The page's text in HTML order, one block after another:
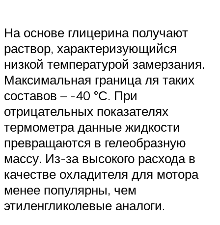
На основе глицерина получают
раствор, характеризующийся
низкой температурой замерзания.
Максимальная граница ля таких
составов – -40 °С. При
отрицательных показателях
термометра данные жидкости
превращаются в гелеобразную
массу. Из-за высокого расхода в
качестве охладителя для мотора
менее популярны, чем
этиленгликолевые аналоги.